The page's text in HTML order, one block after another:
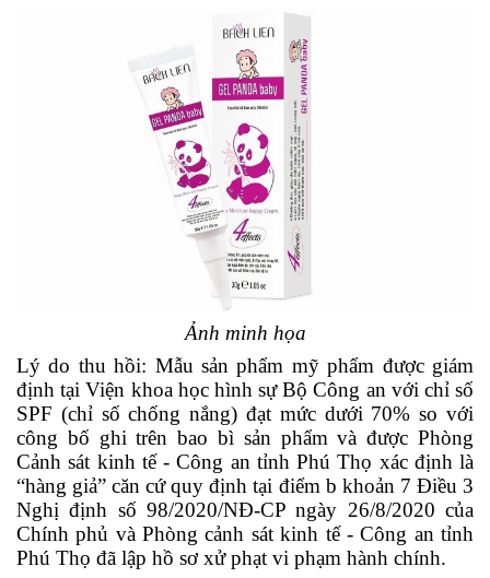
Ảnh minh họa
Lý do thu hồi: Mẫu sản phẩm mỹ phẩm được giám
định tại Viện khoa học hình sự Bộ Công an với chỉ số
SPF (chỉ số chống nắng) đạt mức dưới 70% so với
công bố ghi trên bao bì sản phẩm và được Phòng
Cảnh sát kinh tế - Công an tỉnh Phú Thọ xác định là
“hàng giả” căn cứ quy định tại điểm b khoản 7 Điều 3
Nghị định số 98/2020/NĐ-CP ngày 26/8/2020 của
Chính phủ và Phòng cảnh sát kinh tế - Công an tỉnh
Phú Thọ đã lập hồ sơ xử phạt vi phạm hành chính.